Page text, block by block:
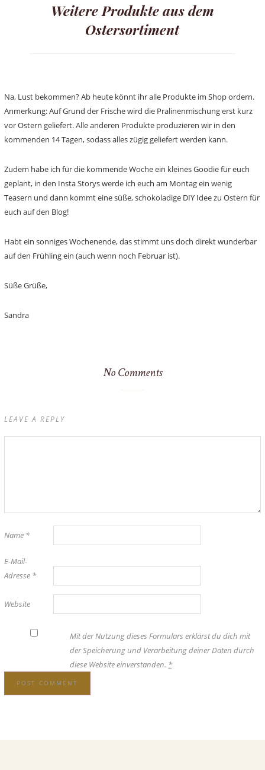
Weitere Produkte aus dem
Ostersortiment
Na, Lust bekommen? Ab heute könnt ihr alle Produkte im Shop ordern.
Anmerkung: Auf Grund der Frische wird die Pralinenmischung erst kurz
vor Ostern geliefert. Alle anderen Produkte produzieren wir in den
kommenden 14 Tagen, sodass alles zügig geliefert werden kann.
Zudem habe ich für die kommende Woche ein kleines Goodie für euch
geplant, in den Insta Storys werde ich euch am Montag ein wenig
Teasern und dann kommt eine süße, schokoladige DIY Idee zu Ostern für
euch auf den Blog!
Habt ein sonniges Wochenende, das stimmt uns doch direkt wunderbar
auf den Frühling ein (auch wenn noch Februar ist).
Süße Grüße,
Sandra
No Comments
LEAVE A REPLY
Name *
E-Mail-
Adresse *
Website
Mit der Nutzung dieses Formulars erklärst du dich mit
der Speicherung und Verarbeitung deiner Daten durch
diese Website einverstanden. *